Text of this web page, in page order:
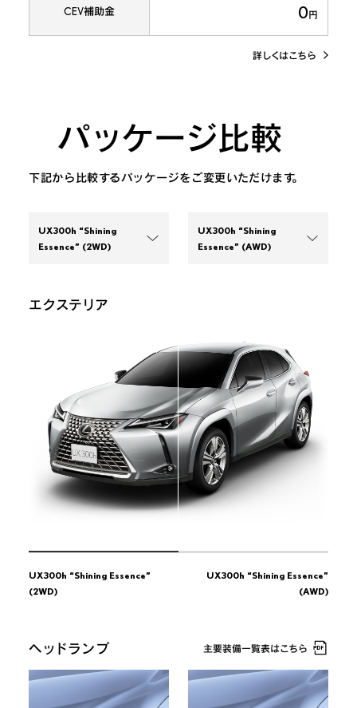
CEV補助金 0円
詳しくはこちら
パッケージ比較
下記から比較するパッケージをご変更いただけます。
UX300h “Shining
Essence” (2WD)
Essence”(2WD)
UX300h “version L”
(2WD)
UX300h “version L”
(AWD)
UX300h “F SPORT”
(2WD)
UX300h “Shining
Essence” (AWD)
UX300h “Shining
Essence” (AWD)
UX300h “version L”
(2WD)
UX300h “version L”
(AWD)
UX300h “F SPORT”
(2WD)
エクステリア
UX300h “Shining Essence”
(2WD)
UX300h “Shining Essence”
(AWD)
ヘッドランプ 主要装備一覧表はこちら